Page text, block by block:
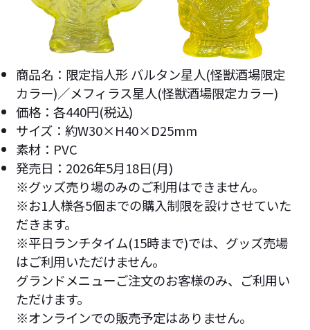
商品名：限定指人形 バルタン星人(怪獣酒場限定
カラー)／メフィラス星人(怪獣酒場限定カラー)
価格：各440円(税込)
サイズ：約W30×H40×D25mm
素材：PVC
発売日：2026年5月18日(月)
※グッズ売り場のみのご利用はできません。
※お1人様各5個までの購入制限を設けさせていた
だきます。
※平日ランチタイム(15時まで)では、グッズ売場
はご利用いただけません。
グランドメニューご注文のお客様のみ、ご利用い
ただけます。
※オンラインでの販売予定はありません。